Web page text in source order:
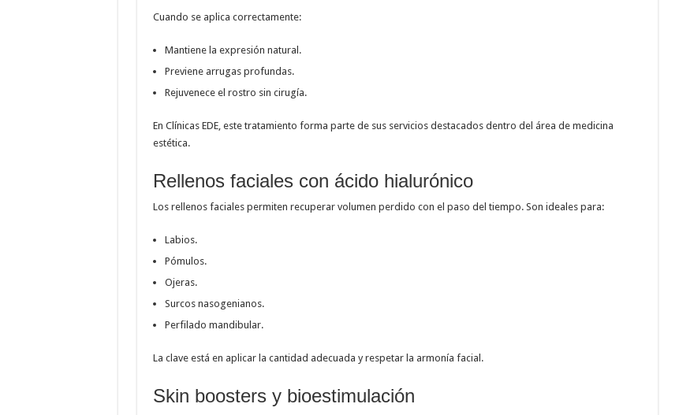
Cuando se aplica correctamente:
Mantiene la expresión natural.
Previene arrugas profundas.
Rejuvenece el rostro sin cirugía.
En Clínicas EDE, este tratamiento forma parte de sus servicios destacados dentro del área de medicina
estética.
Rellenos faciales con ácido hialurónico
Los rellenos faciales permiten recuperar volumen perdido con el paso del tiempo. Son ideales para:
Labios.
Pómulos.
Ojeras.
Surcos nasogenianos.
Perfilado mandibular.
La clave está en aplicar la cantidad adecuada y respetar la armonía facial.
Skin boosters y bioestimulación